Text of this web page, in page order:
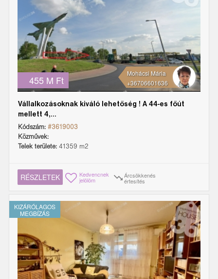
455 M Ft
Mohácsi Mária
+36706601636
Vállalkozásoknak kiváló lehetőség ! A 44-es főút
mellett 4,...
Kódszám: #3619003
Közművek:
Telek területe: 41359 m2
RÉSZLETEK Kedvencnek
jelölöm
Árcsökkenés
értesítés
KIZÁRÓLAGOS
MEGBÍZÁS